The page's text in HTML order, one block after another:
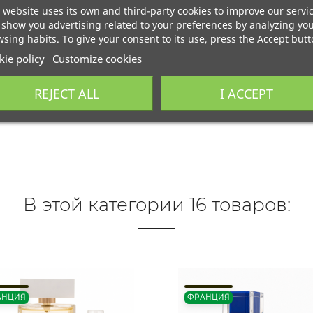
В этой категории 16 товаров:
ФРАНЦИЯ
website uses its own and third-party cookies to improve our
you advertising related to your preferences by analyzing
habits. To give your consent to its use, press the Accept
policy Customize cookies
REJECT ALL I ACCEPT